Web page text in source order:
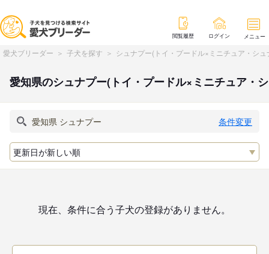
閲覧履歴 ログイン メニュー
愛犬ブリーダー 子犬を探す シュナプー(トイ・プードル×ミニチュア・シ
愛知県のシュナプー(トイ・プードル×ミニチュア・
条件変更
現在、条件に合う子犬の登録がありません。